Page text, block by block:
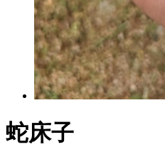
蛇床子